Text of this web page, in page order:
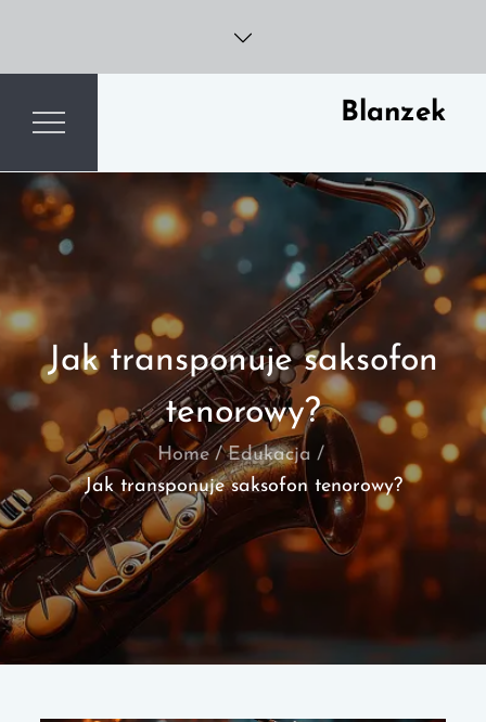
content
Blanzek
Jak transponuje saksofon
tenorowy?
Home
Edukacja
Jak transponuje saksofon tenorowy?